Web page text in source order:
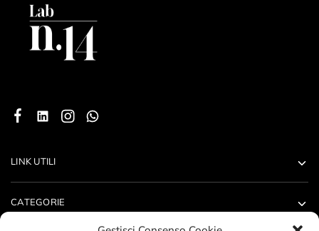
LINK UTILI
CATEGORIE